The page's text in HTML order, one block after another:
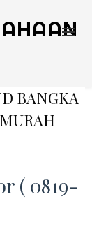
BANGKA
( 0819-